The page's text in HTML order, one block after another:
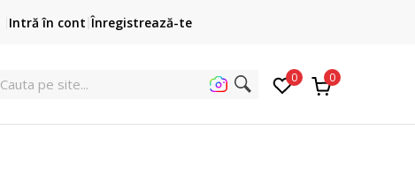
Cumpără acum, plateste mai târziu
3 rate fără dobândă fără card de credit cu Klarna
Intră în cont Înregistrează-te
Ca 0 0